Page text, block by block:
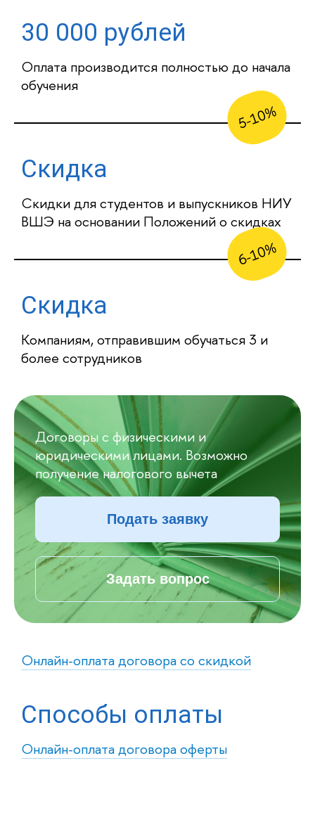
30 000 рублей
Оплата производится полностью до начала
обучения
5-10%
Скидка
Скидки для студентов и выпускников НИУ
ВШЭ на основании Положений о скидках
Договоры с физическими и
юридическими лицами. Возможно
получение налогового вычета
Подать заявку
Задать вопрос
6-10%
Скидка
Компаниям, отправившим обучаться 3 и
более сотрудников
Способы оплаты
Онлайн-оплата договора оферты
Онлайн-оплата договора со скидкой